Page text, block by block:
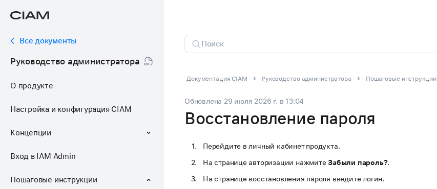
Все документы
Руководство администратора
О продукте
Настройка и конфигурация CIAM
Концепции
Вход в IAM Admin
Пошаговые инструкции
Документация CIAM Руководство администратора Пошаговые инструкции
Обновлена 29 июля 2026 г. в 13:04
Восстановление пароля
Перейдите в личный кабинет продукта.
На странице авторизации нажмитеЗабыли пароль?.
На странице восстановления пароля введите логин.